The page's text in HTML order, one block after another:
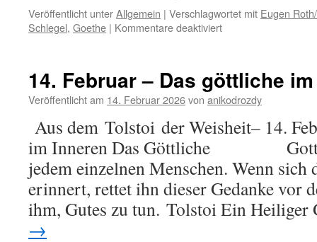
Veröffentlicht unterAllgemein | Verschlagwortet mit Eugen
Schlegel, Goethe | Kommentare deaktiviertfür
Die
Gesellschaft
14. Februar – Das göttliche
Veröffentlicht am 14. Februar 2026von anikodrozdy
Aus dem Tolstoi der Weisheit– 14.
im Inneren Das Göttliche
jedem einzelnen Menschen. Wenn sich
erinnert, rettet ihn dieser Gedanke vor
ihm, Gutes zu tun. Tolstoi Ein
→